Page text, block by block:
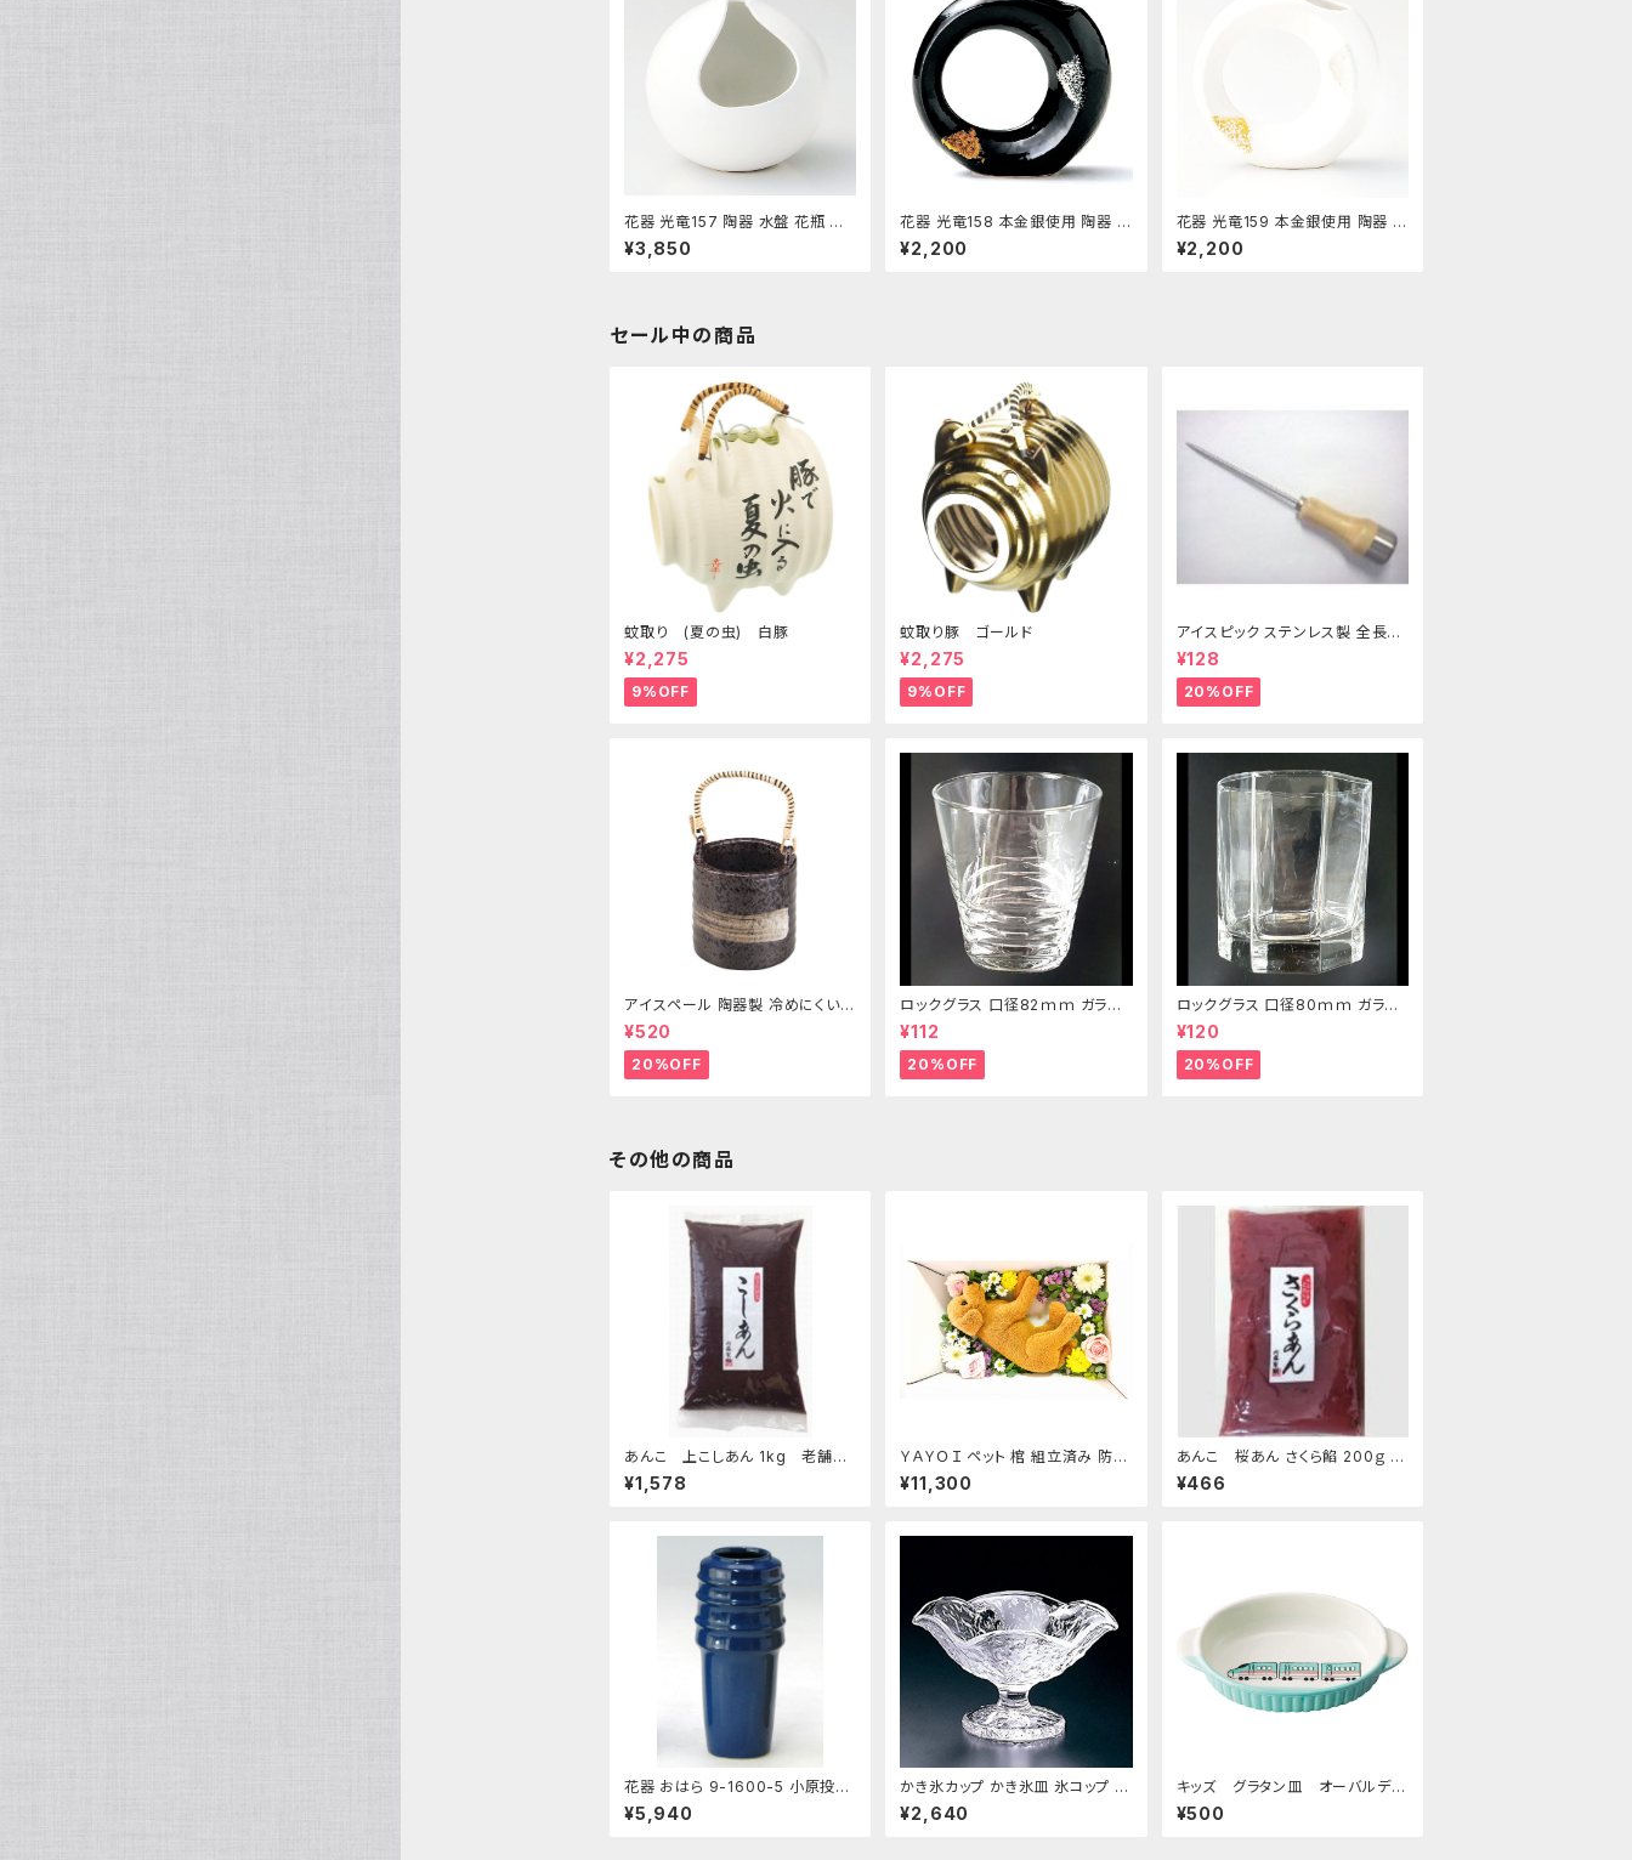
花器 光竜157 陶器 水盤 花瓶 コ
ンポーネント フラワーベース
¥3,850
花器 光竜158 本金銀使用 陶器 水
盤 花瓶 コンポーネント フラワー
ベース
¥2,200
花器 光竜159 本金銀使用 陶器 水
盤 花瓶 コンポーネント フラワー
ベース
¥2,200
セール中の商品
蚊取り (夏の虫) 白豚
¥2,275
9%OFF
蚊取り豚 ゴールド
¥2,275
9%OFF
アイスピック ステンレス製 全長21
5ｍｍ
¥128
20%OFF
アイスペール 陶器製 冷めにくい二
重構造 860ml
¥520
20%OFF
ロックグラス 口径82ｍｍ ガラス
製 250cc
¥112
20%OFF
ロックグラス 口径80ｍｍ ガラス
製 220cc
¥120
20%OFF
その他の商品
あんこ 上こしあん 1kg 老舗あ
んこ屋のこだわり餡
¥1,578
ＹＡＹＯＩ ペット 棺 組立済み 防水
シート ドライアイス 10kg付セット
冷凍便 S～M 小型犬 猫 うさぎ用
¥11,300
あんこ 桜あん さくら餡 200ｇ 老
舗 あんこ屋のこだわり餡【クリック
ポスト便】
¥466
花器 おはら 9-1600-5 小原投入
ナマコ 花瓶 フラワーベース
¥5,940
かき氷カップ かき氷皿 氷コップ デ
ザートカップ、アイスクリームカッ
プ 鳴門 花 フラッペ デザート鉢 日
¥2,640
キッズ グラタン皿 オーバルディ
ッシュ 超特急エメラルド
¥500